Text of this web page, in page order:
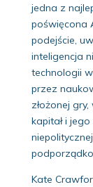
jedna z
poświęcona
podejście,
inteligencja
technologii
przez
złożonej
kapitał i
Kate